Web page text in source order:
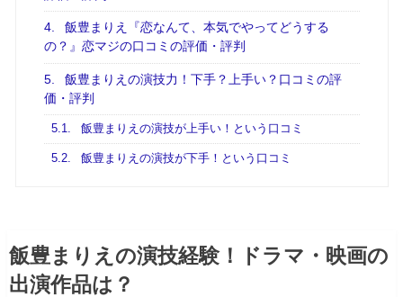
4.
飯豊まりえ『恋なんて、本気でやってどうする
の？』恋マジの口コミの評価・評判
5.
飯豊まりえの演技力！下手？上手い？口コミの評
価・評判
5.1. 飯豊まりえの演技が上手い！という口コミ
5.2. 飯豊まりえの演技が下手！という口コミ
飯豊まりえの演技経験！ドラマ・映画の
出演作品は？